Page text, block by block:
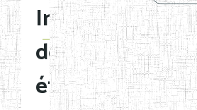
Immatriculation
des
établissements